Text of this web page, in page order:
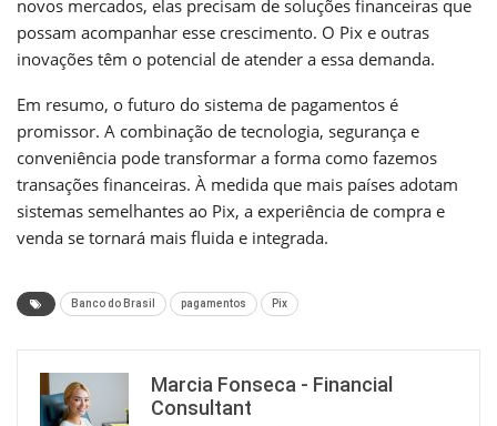
novos mercados, elas precisam de soluções financeiras que
possam acompanhar esse crescimento. O Pix e outras
inovações têm o potencial de atender a essa demanda.
Em resumo, o futuro do sistema de pagamentos é
promissor. A combinação de tecnologia, segurança e
conveniência pode transformar a forma como fazemos
transações financeiras. À medida que mais países adotam
sistemas semelhantes ao Pix, a experiência de compra e
venda se tornará mais fluida e integrada.
Banco do Brasil pagamentos Pix
Marcia Fonseca - Financial
Consultant